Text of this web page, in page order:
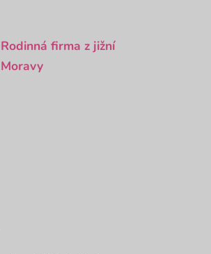
Rodinná firma z jižní
Moravy